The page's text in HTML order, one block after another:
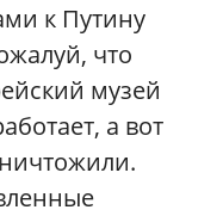
к Путину
что
музей
а вот